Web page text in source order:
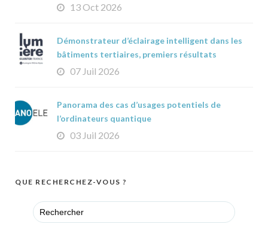
13 Oct 2026
Démonstrateur d’éclairage intelligent dans les
bâtiments tertiaires, premiers résultats
07 Juil 2026
Panorama des cas d’usages potentiels de
l’ordinateurs quantique
03 Juil 2026
QUE RECHERCHEZ-VOUS ?
Search
for: